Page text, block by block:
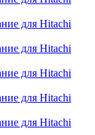
для Hitachi
для Hitachi
для Hitachi
для Hitachi
для Hitachi